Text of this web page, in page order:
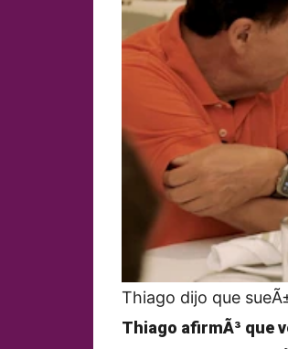
Thiago dijo que
Thiago afirmÃ³ que